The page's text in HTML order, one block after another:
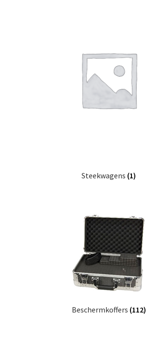
Steekwagens (1)
Beschermkoffers (112)